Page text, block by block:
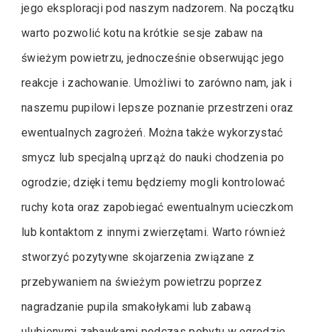
jego eksploracji pod naszym nadzorem. Na początku
warto pozwolić kotu na krótkie sesje zabaw na
świeżym powietrzu, jednocześnie obserwując jego
reakcje i zachowanie. Umożliwi to zarówno nam, jak i
naszemu pupilowi lepsze poznanie przestrzeni oraz
ewentualnych zagrożeń. Można także wykorzystać
smycz lub specjalną uprząż do nauki chodzenia po
ogrodzie; dzięki temu będziemy mogli kontrolować
ruchy kota oraz zapobiegać ewentualnym ucieczkom
lub kontaktom z innymi zwierzętami. Warto również
stworzyć pozytywne skojarzenia związane z
przebywaniem na świeżym powietrzu poprzez
nagradzanie pupila smakołykami lub zabawą